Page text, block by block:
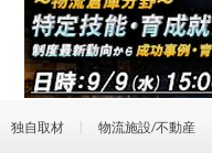
独自取材 物流施設/不動産